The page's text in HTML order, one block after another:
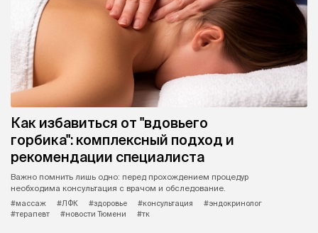
Как избавиться от "вдовьего
горбика": комплексный подход и
рекомендации специалиста
Важно помнить лишь одно: перед прохождением процедур
необходима консультация с врачом и обследование.
#массаж
#ЛФК #здоровье #консультация
#эндокринолог
#терапевт
#новости Тюмени #тк